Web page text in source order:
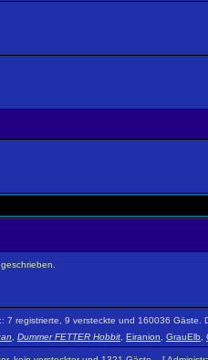
7 registrierte, 9 versteckte und 160036 Gäste.
Dummer FETTER Hobbit Eiranion GrauElb